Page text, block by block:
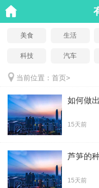
美食 生活
科技 汽车
当前位置： 首页>
如何做
15天前
芦笋的
15天前